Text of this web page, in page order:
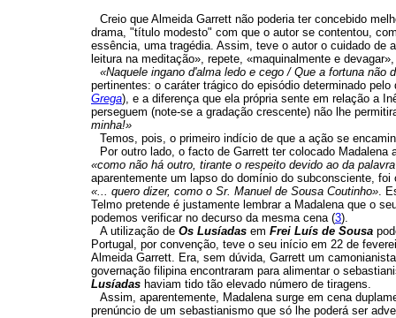
Creio que Almeida Garrett não poderia ter concebido
drama, "título modesto" com que o autor se contentou,
essência, uma tragédia. Assim, teve o autor o cuidado de
leitura na meditação», repete, «maquinalmente e
«Naquele ingano d'alma ledo e cego / Que a fortuna não
pertinentes: o caráter trágico do episódio determinado
Grega), e a diferença que ela própria sente em relação a
perseguem (note-se a gradação crescente) não lhe
minha!»
Temos, pois, o primeiro indício de que a ação se
Por outro lado, o facto de Garrett ter colocado Madalena
«como não há outro, tirante o respeito devido ao da
aparentemente um lapso do domínio do subconsciente,
«... quero dizer, como o Sr. Manuel de Sousa Coutinho».
Telmo pretende é justamente lembrar a Madalena que o
podemos verificar no decurso da mesma cena (3).
A utilização de Os Lusíadas em Frei Luís de Sousa
Portugal, por convenção, teve o seu início em 22 de
Almeida Garrett. Era, sem dúvida, Garrett um
governação filipina encontraram para alimentar o
Lusíadas haviam tido tão elevado número de tiragens.
Assim, aparentemente, Madalena surge em cena
prenúncio de um sebastianismo que só lhe poderá ser